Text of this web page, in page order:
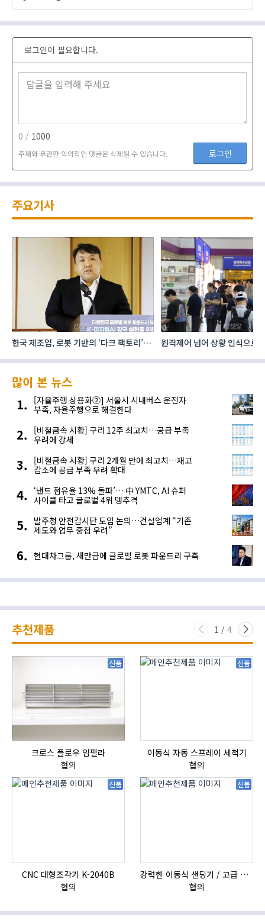
로그인이 필요합니다.
0 / 1000
주제와 무관한 악의적인 댓글은 삭제될 수 있습니다. 로그인
주요기사
한국 제조업, 로봇 기반의 ‘다크 팩토리’로
원격제어 넘어 상황 인식으로,
많이 본 뉴스
[자율주행 상용화②] 서울시 시내버스 운전자
부족, 자율주행으로 해결한다
[비철금속 시황] 구리 12주 최고치…공급 부족
우려에 강세
[비철금속 시황] 구리 2개월 만에 최고치…재고
감소에 공급 부족 우려 확대
‘낸드 점유율 13% 돌파’… 中 YMTC, AI 슈퍼
사이클 타고 글로벌 4위 맹추격
발주청 안전감시단 도입 논의…건설업계 “기존
제도와 업무 중첩 우려”
현대차그룹, 새만금에 글로벌 로봇 파운드리 구축
추천제품 1 / 4
신품
크로스 플로우 임펠라
협의
신품
이동식 자동 스프레이 세척기
협의
신품
CNC 대형조각기 K-2040B
협의
신품
강력한 이동식 샌딩기 / 고급 이태리 IBIX샌드블라스터
협의